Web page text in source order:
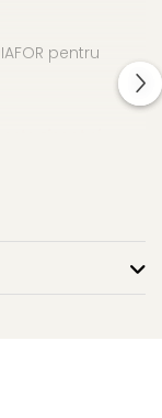
pentru
de prindere
prindere).
imprejmuirilor